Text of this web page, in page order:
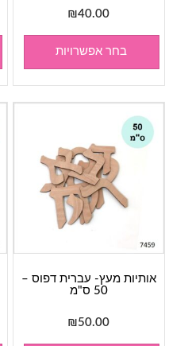
₪40.00
בחר אפשרויות
אותיות מעץ- עברית דפוס –
50 ס"מ
₪50.00